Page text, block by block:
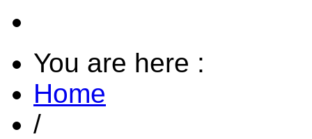
You are here :
Home
/